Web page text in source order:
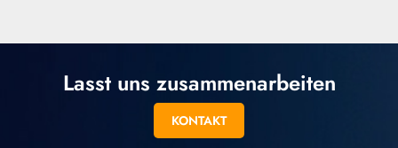
und in anderen
Lasst uns zusammenarbeiten
KONTAKT